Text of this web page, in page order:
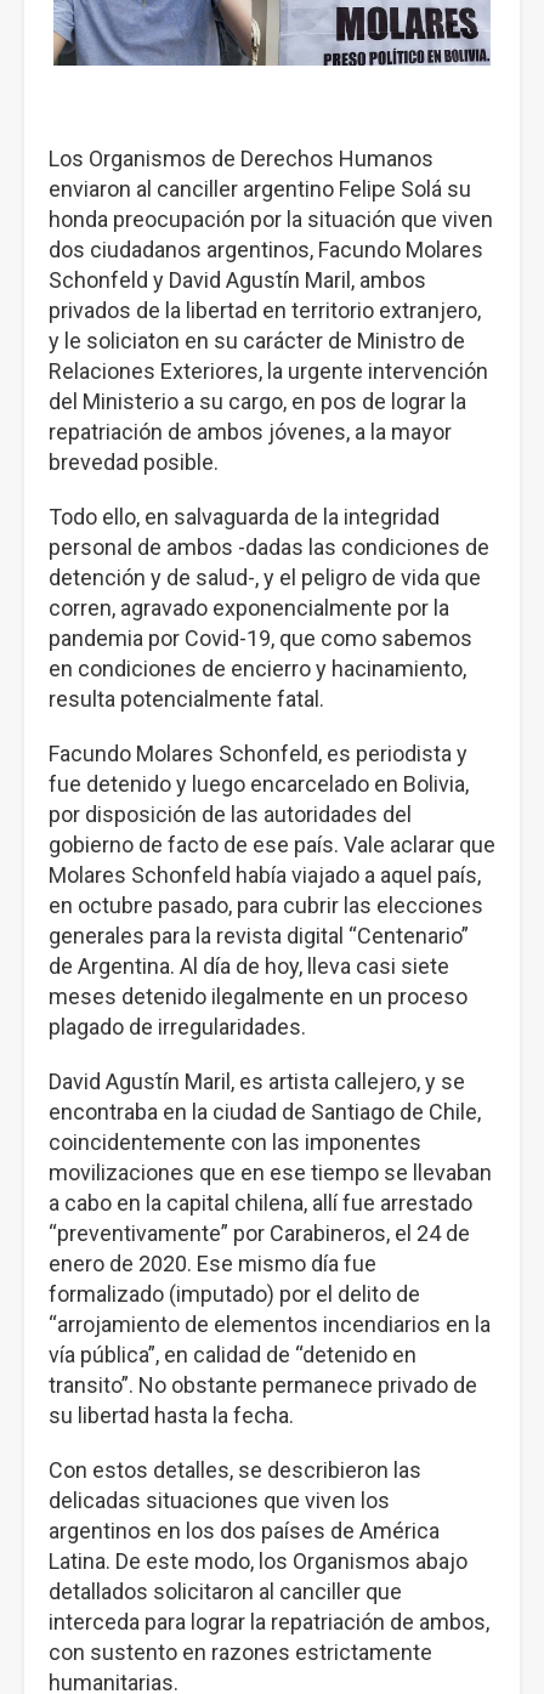
Los Organismos de Derechos Humanos
enviaron al canciller argentino Felipe Solá su
honda preocupación por la situación que viven
dos ciudadanos argentinos, Facundo Molares
Schonfeld y David Agustín Maril, ambos
privados de la libertad en territorio extranjero,
y le soliciaton en su carácter de Ministro de
Relaciones Exteriores, la urgente intervención
del Ministerio a su cargo, en pos de lograr la
repatriación de ambos jóvenes, a la mayor
brevedad posible.
Todo ello, en salvaguarda de la integridad
personal de ambos -dadas las condiciones de
detención y de salud-, y el peligro de vida que
corren, agravado exponencialmente por la
pandemia por Covid-19, que como sabemos
en condiciones de encierro y hacinamiento,
resulta potencialmente fatal.
Facundo Molares Schonfeld, es periodista y
fue detenido y luego encarcelado en Bolivia,
por disposición de las autoridades del
gobierno de facto de ese país. Vale aclarar que
Molares Schonfeld había viajado a aquel país,
en octubre pasado, para cubrir las elecciones
generales para la revista digital “Centenario”
de Argentina. Al día de hoy, lleva casi siete
meses detenido ilegalmente en un proceso
plagado de irregularidades.
David Agustín Maril, es artista callejero, y se
encontraba en la ciudad de Santiago de Chile,
coincidentemente con las imponentes
movilizaciones que en ese tiempo se llevaban
a cabo en la capital chilena, allí fue arrestado
“preventivamente” por Carabineros, el 24 de
enero de 2020. Ese mismo día fue
formalizado (imputado) por el delito de
“arrojamiento de elementos incendiarios en la
vía pública”, en calidad de “detenido en
transito”. No obstante permanece privado de
su libertad hasta la fecha.
Con estos detalles, se describieron las
delicadas situaciones que viven los
argentinos en los dos países de América
Latina. De este modo, los Organismos abajo
detallados solicitaron al canciller que
interceda para lograr la repatriación de ambos,
con sustento en razones estrictamente
humanitarias.